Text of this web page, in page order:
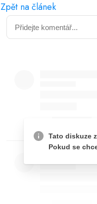
Zpět na článek